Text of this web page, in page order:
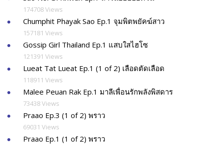
174708 Views
Chumphit Phayak Sao Ep.1 จุมพิตพยัคฆ์สาว
157181 Views
Gossip Girl Thailand Ep.1 แสบใสไฮโซ
121391 Views
Lueat Tat Lueat Ep.1 (1 of 2) เลือดตัดเลือด
118911 Views
Malee Peuan Rak Ep.1 มาลีเพื่อนรักพลังพิสดาร
73438 Views
Praao Ep.3 (1 of 2) พราว
69031 Views
Praao Ep.1 (1 of 2) พราว